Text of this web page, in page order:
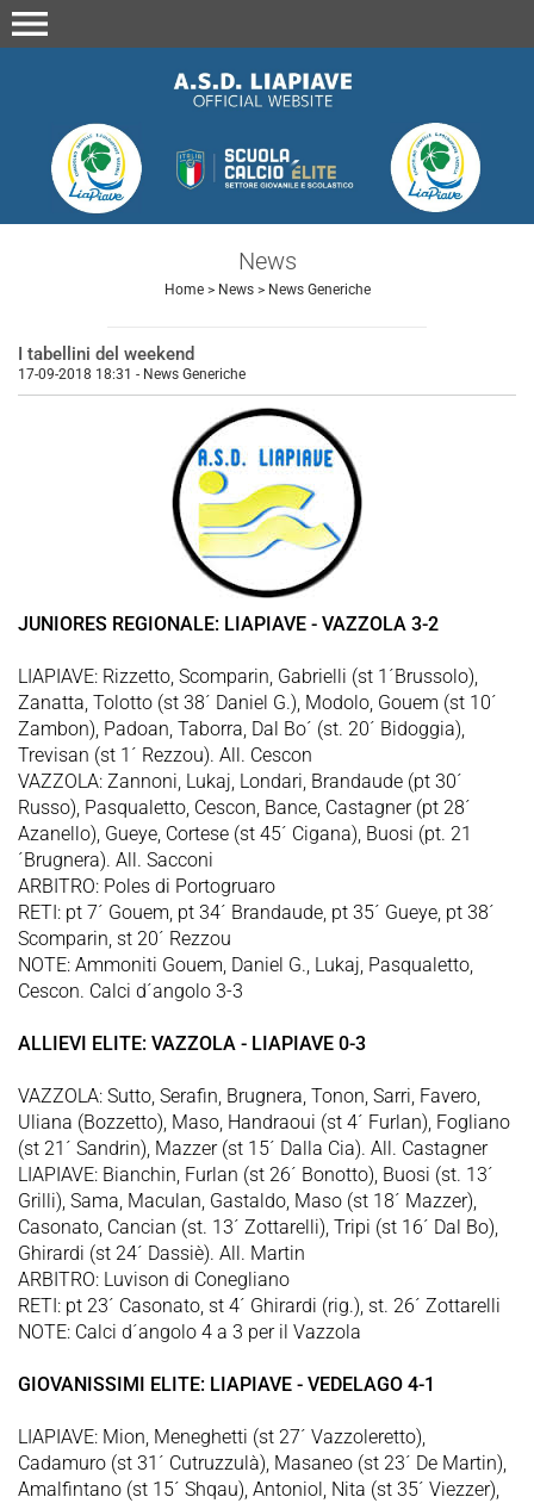
menu
News
Home> News> News Generiche
I tabellini del weekend
17-09-2018 18:31 - News Generiche
JUNIORES REGIONALE: LIAPIAVE - VAZZOLA 3-2
LIAPIAVE: Rizzetto, Scomparin, Gabrielli (st 1´Brussolo),
Zanatta, Tolotto (st 38´ Daniel G.), Modolo, Gouem (st 10´
Zambon), Padoan, Taborra, Dal Bo´ (st. 20´ Bidoggia),
Trevisan (st 1´ Rezzou). All. Cescon
VAZZOLA: Zannoni, Lukaj, Londari, Brandaude (pt 30´
Russo), Pasqualetto, Cescon, Bance, Castagner (pt 28´
Azanello), Gueye, Cortese (st 45´ Cigana), Buosi (pt. 21
´Brugnera). All. Sacconi
ARBITRO: Poles di Portogruaro
RETI: pt 7´ Gouem, pt 34´ Brandaude, pt 35´ Gueye, pt 38´
Scomparin, st 20´ Rezzou
NOTE: Ammoniti Gouem, Daniel G., Lukaj, Pasqualetto,
Cescon. Calci d´angolo 3-3
ALLIEVI ELITE: VAZZOLA - LIAPIAVE 0-3
VAZZOLA: Sutto, Serafin, Brugnera, Tonon, Sarri, Favero,
Uliana (Bozzetto), Maso, Handraoui (st 4´ Furlan), Fogliano
(st 21´ Sandrin), Mazzer (st 15´ Dalla Cia). All. Castagner
LIAPIAVE: Bianchin, Furlan (st 26´ Bonotto), Buosi (st. 13´
Grilli), Sama, Maculan, Gastaldo, Maso (st 18´ Mazzer),
Casonato, Cancian (st. 13´ Zottarelli), Tripi (st 16´ Dal Bo),
Ghirardi (st 24´ Dassiè). All. Martin
ARBITRO: Luvison di Conegliano
RETI: pt 23´ Casonato, st 4´ Ghirardi (rig.), st. 26´ Zottarelli
NOTE: Calci d´angolo 4 a 3 per il Vazzola
GIOVANISSIMI ELITE: LIAPIAVE - VEDELAGO 4-1
LIAPIAVE: Mion, Meneghetti (st 27´ Vazzoleretto),
Cadamuro (st 31´ Cutruzzulà), Masaneo (st 23´ De Martin),
Amalfintano (st 15´ Shqau), Antoniol, Nita (st 35´ Viezzer),